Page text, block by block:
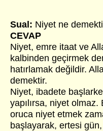
Sual: Niyet ne
CEVAP
Niyet, emre itaat ve
kalbinden geçirmek
hatırlamak değildir.
demektir.
Niyet, ibadete
yapılırsa, niyet
oruca niyet etmek
başlayarak, ertesi